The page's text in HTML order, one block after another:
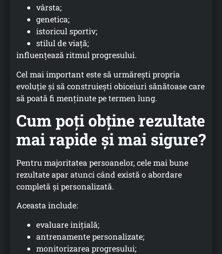
vârsta;
genetica;
istoricul sportiv;
stilul de viață;
influențează ritmul progresului.
Cel mai important este să urmărești propria
evoluție și să construiești obiceiuri sănătoase care
să poată fi menținute pe termen lung.
Cum poți obține rezultate
mai rapide și mai sigure?
Pentru majoritatea persoanelor, cele mai bune
rezultate apar atunci când există o abordare
completă și personalizată.
Aceasta include:
evaluare inițială;
antrenamente personalizate;
monitorizarea progresului;